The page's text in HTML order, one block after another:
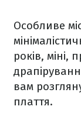
Особливе
років, міні,
вам
плаття.